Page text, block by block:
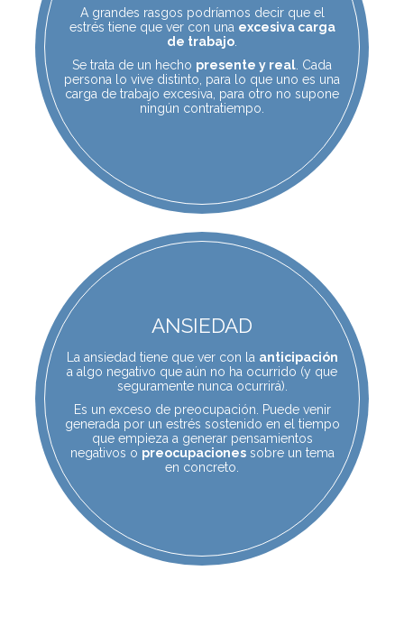
Contacto
Blog
A grandes rasgos podríamos decir que el
estrés tiene que ver con una excesiva carga
de trabajo
Se trata de un hecho presente y real . Cada
persona lo vive distinto, para lo que uno es una
carga de trabajo excesiva, para otro no supone
ningún contratiempo.
ANSIEDAD
La ansiedad tiene que ver con la anticipación
a algo negativo que aún no ha ocurrido (y que
seguramente nunca ocurrirá).
Es un exceso de preocupación. Puede venir
generada por un estrés sostenido en el tiempo
que empieza a generar pensamientos
negativos o preocupacionessobre un tema
en concreto.